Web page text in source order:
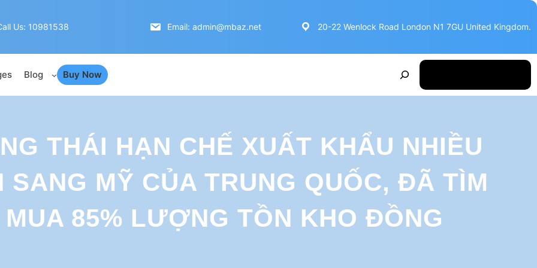
Us: 10981538 Email: admin@mbaz.net 20-22 Wenlock Road London N1 7GU United Kingdom.
Blog Buy Now
c
h
THÁI HẠN CHẾ XUẤT KHẨU NHIỀU
MỸ CỦA TRUNG QUỐC, ĐÃ TÌM
85% LƯỢNG TỒN KHO ĐỒNG